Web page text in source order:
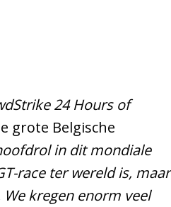
24 Hours of
grote Belgische
in dit mondiale
race ter wereld is, maar
kregen enorm veel